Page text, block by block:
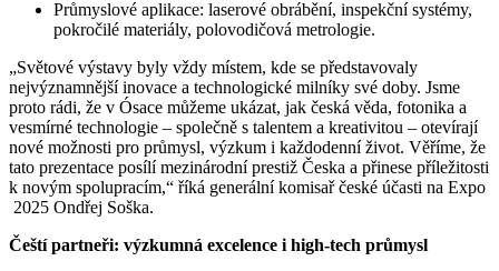
Průmyslové aplikace: laserové obrábění, inspekční systémy,
pokročilé materiály, polovodičová metrologie.
„Světové výstavy byly vždy místem, kde se představovaly
nejvýznamnější inovace a technologické milníky své doby. Jsme
proto rádi, že v Ósace můžeme ukázat, jak česká věda, fotonika a
vesmírné technologie – společně s talentem a kreativitou – otevírají
nové možnosti pro průmysl, výzkum i každodenní život. Věříme, že
tato prezentace posílí mezinárodní prestiž Česka a přinese příležitosti
k novým spolupracím,“ říká generální komisař české účasti na Expo
2025 Ondřej Soška.
Čeští partneři: výzkumná excelence i high-tech průmysl